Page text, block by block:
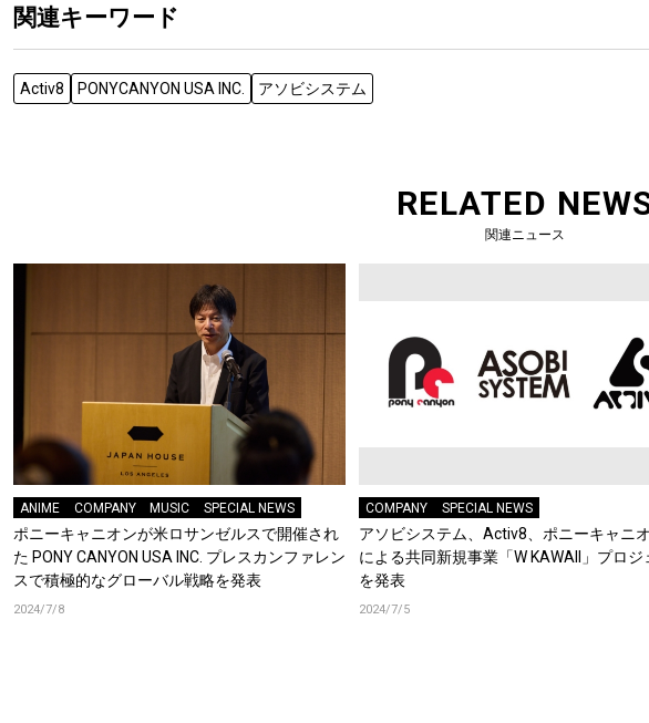
関連キーワード
Activ8 PONYCANYON USA INC. アソビシステム
RELATED
関連ニュース
ANIME COMPANY MUSIC SPECIAL NEWS
ポニーキャニオンが米ロサンゼルスで開催され
た PONY CANYON USA INC. プレスカンファレン
スで積極的なグローバル戦略を発表
2024/7/8
COMPANY SPECIAL NEWS
アソビシステム、Activ8、ポニーキャニ
による共同新規事業「W KAWAII」プロジ
を発表
2024/7/5